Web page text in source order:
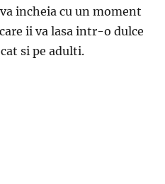
incheia cu un moment
ii va lasa intr-o dulce
si pe adulti.